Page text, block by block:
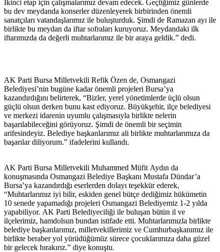
İkinci etap için çalışmalarımız devam edecek. Geçtiğimiz günlerde
bu dev meydanda konserler düzenleyerek birbirinden önemli
sanatçıları vatandaşlarımız ile buluşturduk. Şimdi de Ramazan ayı ile
birlikte bu meydan da iftar sofraları kuruyoruz. Meydandaki ilk
iftarımızda da değerli muhtarlarımız ile bir araya geldik.” dedi.
AK Parti Bursa Milletvekili Refik Özen de, Osmangazi
Belediyesi’nin bugüne kadar önemli projeleri Bursa’ya
kazandırdığını belirterek, “Bizler, yerel yönetimlerde üçlü olsun
güçlü olsun derken bunu kast ediyoruz. Büyükşehir, ilçe belediyesi
ve merkezi idarenin uyumlu çalışmasıyla birlikte nelerin
başarılabileceğini görüyoruz. Şimdi de önemli bir seçimin
arifesindeyiz. Belediye başkanlarımız ali birlikte muhtarlarımıza da
başarılar diliyorum.” ifadelerini kullandı.
AK Parti Bursa Milletvekili Muhammed Müfit Aydın da
konuşmasında Osmangazi Belediye Başkanı Mustafa Dündar’a
Bursa’ya kazandırdığı eserlerden dolayı teşekkür ederek,
“Muhtarlarımız iyi bilir, eskiden genel bütçe dediğimiz hükümetin
10 senede yapamadığı projeleri Osmangazi Belediyemiz 1-2 yılda
yapabiliyor. AK Parti Belediyeciliği ile buluşan bütün il ve
ilçelerimiz, hamdolsun bundan istifade etti. Muhtarlarımızla birlikte
belediye başkanlarımız, milletvekillerimiz ve Cumhurbaşkanımız ile
birlikte beraber yol yürüdüğümüz sürece çocuklarımıza daha güzel
bir gelecek bırakırız.” diye konuştu.